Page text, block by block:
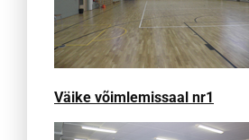
Väike võimlemissaal nr1